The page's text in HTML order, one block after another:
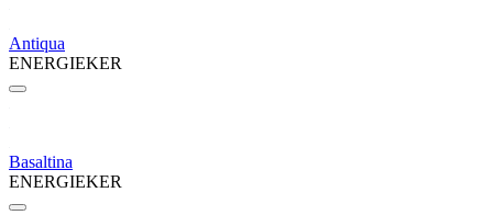
Antiqua
ENERGIEKER
Basaltina
ENERGIEKER